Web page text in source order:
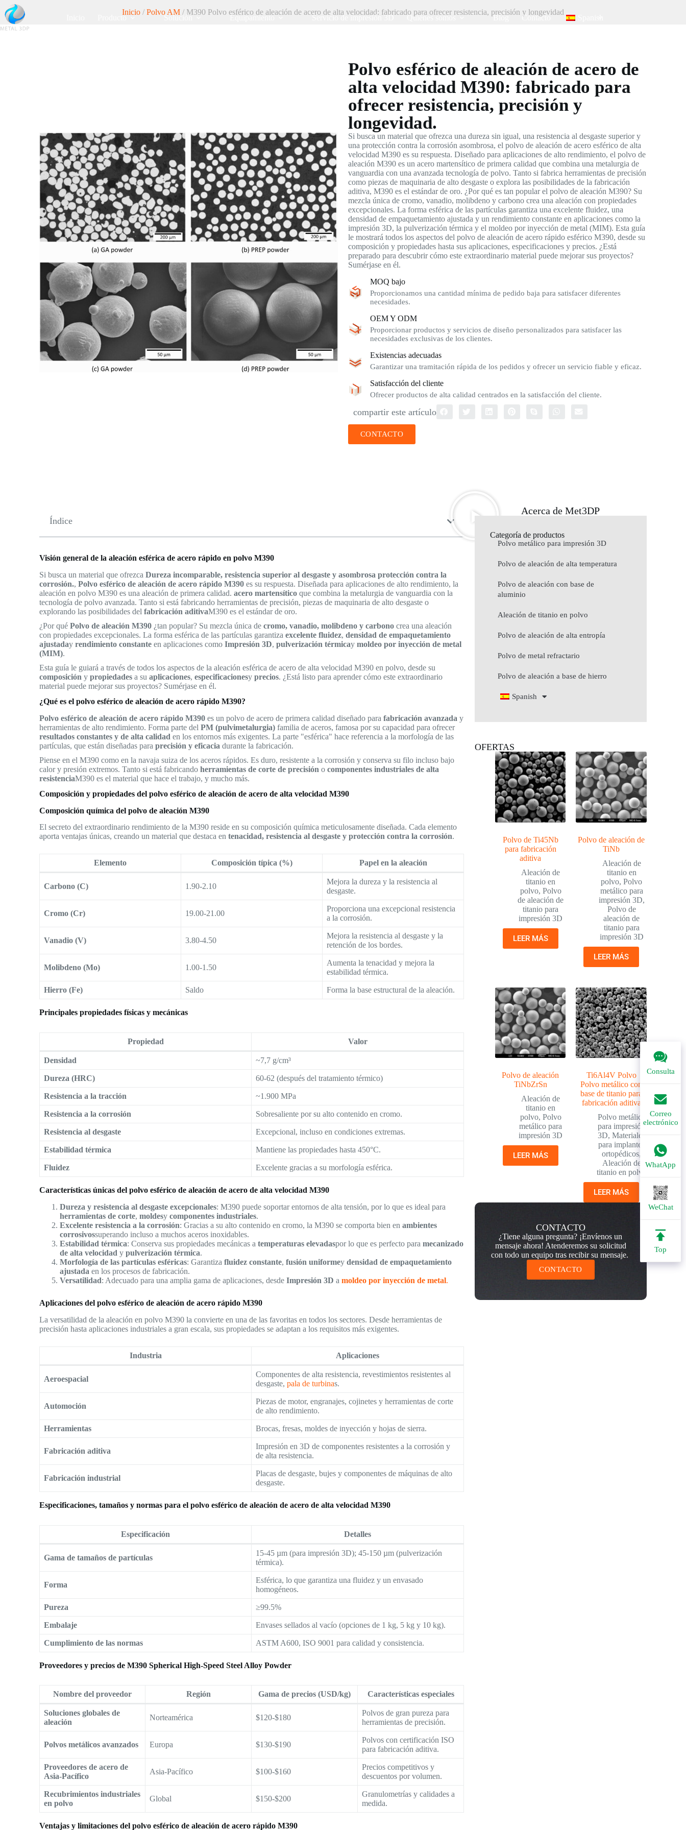
Producto Solución Equipamiento Servicio de impresión 3D Quiénes somos Blog Contacto
Consulta
Correo
electrónico
WhatApp
WeChat
Top
Inicio / Polvo AM / M390 Polvo esférico de aleación de acero de alta velocidad: fabricado para ofrecer resistencia, precisión y longevidad
Polvo esférico de aleación de acero de
alta velocidad M390: fabricado para
ofrecer resistencia, precisión y
longevidad.
Si busca un material que ofrezca una dureza sin igual, una resistencia al desgaste superior y
una protección contra la corrosión asombrosa, el polvo de aleación de acero esférico de alta
velocidad M390 es su respuesta. Diseñado para aplicaciones de alto rendimiento, el polvo de
aleación M390 es un acero martensítico de primera calidad que combina una metalurgia de
vanguardia con una avanzada tecnología de polvo. Tanto si fabrica herramientas de precisión
como piezas de maquinaria de alto desgaste o explora las posibilidades de la fabricación
aditiva, M390 es el estándar de oro. ¿Por qué es tan popular el polvo de aleación M390? Su
mezcla única de cromo, vanadio, molibdeno y carbono crea una aleación con propiedades
excepcionales. La forma esférica de las partículas garantiza una excelente fluidez, una
densidad de empaquetamiento ajustada y un rendimiento constante en aplicaciones como la
impresión 3D, la pulverización térmica y el moldeo por inyección de metal (MIM). Esta guía
le mostrará todos los aspectos del polvo de aleación de acero rápido esférico M390, desde su
composición y propiedades hasta sus aplicaciones, especificaciones y precios. ¿Está
preparado para descubrir cómo este extraordinario material puede mejorar sus proyectos?
Sumérjase en él.
MOQ bajo
Proporcionamos una cantidad mínima de pedido baja para satisfacer diferentes
necesidades.
OEM Y ODM
Proporcionar productos y servicios de diseño personalizados para satisfacer las
necesidades exclusivas de los clientes.
Existencias adecuadas
Garantizar una tramitación rápida de los pedidos y ofrecer un servicio fiable y eficaz.
Satisfacción del cliente
Ofrecer productos de alta calidad centrados en la satisfacción del cliente.
compartir este artículo
CONTACTO
Índice
Visión general de la aleación esférica de acero rápido en polvo M390
Si busca un material que ofrezcaDureza incomparable, resistencia superior al desgaste y asombrosa protección contra la
corrosión.,Polvo esférico de aleación de acero rápido M390 es su respuesta. Diseñada para aplicaciones de alto rendimiento, la
aleación en polvo M390 es una aleación de primera calidad.acero martensítico que combina la metalurgia de vanguardia con la
tecnología de polvo avanzada. Tanto si está fabricando herramientas de precisión, piezas de maquinaria de alto desgaste o
explorando las posibilidades delfabricación aditivaM390 es el estándar de oro.
¿Por quéPolvo de aleación M390 ¿tan popular? Su mezcla única decromo, vanadio, molibdeno y carbono crea una aleación
con propiedades excepcionales. La forma esférica de las partículas garantizaexcelente fluidez,densidad de empaquetamiento
ajustadayrendimiento constante en aplicaciones comoImpresión 3D,pulverización térmicaymoldeo por inyección de metal
(MIM).
Esta guía le guiará a través de todos los aspectos de la aleación esférica de acero de alta velocidad M390 en polvo, desde su
composición ypropiedades a suaplicaciones,especificacionesyprecios. ¿Está listo para aprender cómo este extraordinario
material puede mejorar sus proyectos? Sumérjase en él.
¿Qué es el polvo esférico de aleación de acero rápido M390?
Polvo esférico de aleación de acero rápido M390 es un polvo de acero de primera calidad diseñado parafabricación avanzada y
herramientas de alto rendimiento. Forma parte delPM (pulvimetalurgia) familia de aceros, famosa por su capacidad para ofrecer
resultados constantes y de alta calidad en los entornos más exigentes. La parte "esférica" hace referencia a la morfología de las
partículas, que están diseñadas paraprecisión y eficacia durante la fabricación.
Piense en el M390 como en la navaja suiza de los aceros rápidos. Es duro, resistente a la corrosión y conserva su filo incluso bajo
calor y presión extremos. Tanto si está fabricandoherramientas de corte de precisión ocomponentes industriales de alta
resistenciaM390 es el material que hace el trabajo, y mucho más.
Composición y propiedades del polvo esférico de aleación de acero de alta velocidad M390
Composición química del polvo de aleación M390
El secreto del extraordinario rendimiento de la M390 reside en su composición química meticulosamente diseñada. Cada elemento
aporta ventajas únicas, creando un material que destaca entenacidad, resistencia al desgaste y protección contra la corrosión.
Elemento Composición típica (%) Papel en la aleación
Carbono (C) 1.90-2.10
Mejora la dureza y la resistencia al
desgaste.
Cromo (Cr) 19.00-21.00
Proporciona una excepcional resistencia
a la corrosión.
Vanadio (V) 3.80-4.50
Mejora la resistencia al desgaste y la
retención de los bordes.
Molibdeno (Mo) 1.00-1.50
Aumenta la tenacidad y mejora la
estabilidad térmica.
Hierro (Fe) Saldo Forma la base estructural de la aleación.
Principales propiedades físicas y mecánicas
Propiedad Valor
Densidad ~7,7 g/cm³
Dureza (HRC) 60-62 (después del tratamiento térmico)
Resistencia a la tracción ~1.900 MPa
Resistencia a la corrosión Sobresaliente por su alto contenido en cromo.
Resistencia al desgaste Excepcional, incluso en condiciones extremas.
Estabilidad térmica Mantiene las propiedades hasta 450°C.
Fluidez Excelente gracias a su morfología esférica.
Características únicas del polvo esférico de aleación de acero de alta velocidad M390
Dureza y resistencia al desgaste excepcionales: M390 puede soportar entornos de alta tensión, por lo que es ideal para
herramientas de corte,moldesycomponentes industriales.
Excelente resistencia a la corrosión: Gracias a su alto contenido en cromo, la M390 se comporta bien enambientes
corrosivossuperando incluso a muchos aceros inoxidables.
Estabilidad térmica: Conserva sus propiedades mecánicas atemperaturas elevadaspor lo que es perfecto paramecanizado
de alta velocidad ypulverización térmica.
Morfología de las partículas esféricas: Garantizafluidez constante,fusión uniformeydensidad de empaquetamiento
ajustada en los procesos de fabricación.
Versatilidad: Adecuado para una amplia gama de aplicaciones, desdeImpresión 3D amoldeo por inyección de metal.
Aplicaciones del polvo esférico de aleación de acero rápido M390
La versatilidad de la aleación en polvo M390 la convierte en una de las favoritas en todos los sectores. Desde herramientas de
precisión hasta aplicaciones industriales a gran escala, sus propiedades se adaptan a los requisitos más exigentes.
Industria Aplicaciones
Aeroespacial
Componentes de alta resistencia, revestimientos resistentes al
desgaste,pala de turbinas.
Automoción
Piezas de motor, engranajes, cojinetes y herramientas de corte
de alto rendimiento.
Herramientas Brocas, fresas, moldes de inyección y hojas de sierra.
Fabricación aditiva
Impresión en 3D de componentes resistentes a la corrosión y
de alta resistencia.
Fabricación industrial
Placas de desgaste, bujes y componentes de máquinas de alto
desgaste.
Especificaciones, tamaños y normas para el polvo esférico de aleación de acero de alta velocidad M390
Especificación Detalles
Gama de tamaños de partículas
15-45 µm (para impresión 3D); 45-150 µm (pulverización
térmica).
Forma
Esférica, lo que garantiza una fluidez y un envasado
homogéneos.
Pureza ≥99.5%
Embalaje Envases sellados al vacío (opciones de 1 kg, 5 kg y 10 kg).
Cumplimiento de las normas ASTM A600, ISO 9001 para calidad y consistencia.
Proveedores y precios de M390 Spherical High-Speed Steel Alloy Powder
Nombre del proveedor Región Gama de precios (USD/kg) Características especiales
Soluciones globales de
aleación
Norteamérica $120-$180
Polvos de gran pureza para
herramientas de precisión.
Polvos metálicos avanzados Europa $130-$190
Polvos con certificación ISO
para fabricación aditiva.
Proveedores de acero de
Asia-Pacífico
Asia-Pacífico $100-$160
Precios competitivos y
descuentos por volumen.
Recubrimientos industriales
en polvo
Global $150-$200
Granulometrías y calidades a
medida.
Ventajas y limitaciones del polvo esférico de aleación de acero rápido M390
Acerca de Met3DP
Categoría de productos
Polvo metálico para impresión 3D
Polvo de aleación de alta temperatura
Polvo de aleación con base de
aluminio
Aleación de titanio en polvo
Polvo de aleación de alta entropía
Polvo de metal refractario
Polvo de aleación a base de hierro
Spanish
OFERTAS
Polvo de Ti45Nb
para fabricación
aditiva
Aleación de
titanio en
polvo, Polvo
de aleación de
titanio para
impresión 3D
LEER MÁS
Polvo de aleación de
TiNb
Aleación de
titanio en
polvo,Polvo
metálico para
impresión 3D,
Polvo de
aleación de
titanio para
impresión 3D
LEER MÁS
Polvo de aleación
TiNbZrSn
Aleación de
titanio en
polvo, Polvo
metálico para
impresión 3D
LEER MÁS
Ti6Al4V Polvo
Polvo metálico con
base de titanio para
fabricación aditiva
Polvo metálico
para impresión
3D,Materiales
para implantes
ortopédicos,
Aleación de
titanio en polvo
LEER MÁS
CONTACTO
¿Tiene alguna pregunta? ¡Envíenos un
mensaje ahora! Atenderemos su solicitud
con todo un equipo tras recibir su mensaje.
CONTACTO